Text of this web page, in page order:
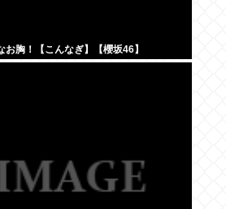
お胸！【こんなぎ】【櫻坂46】